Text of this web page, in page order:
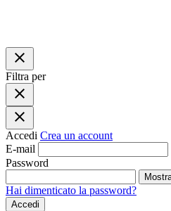
close
Filtra per
close
close
Accedi Crea un account
E-mail
Password
Hai dimenticato la password?
Accedi